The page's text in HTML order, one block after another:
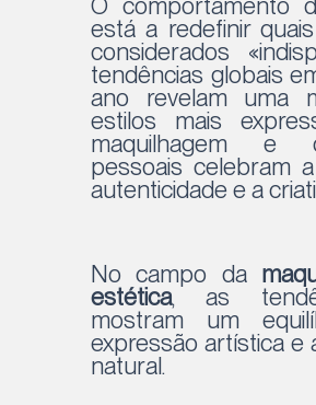
O comportamento
está a redefinir
considerados
tendências globais
ano revelam uma
estilos mais
maquilhagem e
pessoais celebram
autenticidade e a
No campo da
estética, as
mostram um
expressão artística e
natural.